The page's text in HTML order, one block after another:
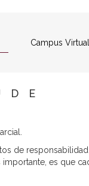
Campus Virtual
de
es que